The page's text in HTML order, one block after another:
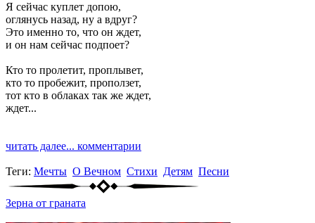
Я сейчас куплет допою,
оглянусь назад, ну а вдруг?
Это именно то, что он ждет,
и он нам сейчас подпоет?
Кто то пролетит, проплывет,
кто то пробежит, проползет,
тот кто в облаках так же ждет,
ждет...
читать далее... комментарии
Теги: Мечты О Вечном Стихи Детям Песни
Зерна от граната